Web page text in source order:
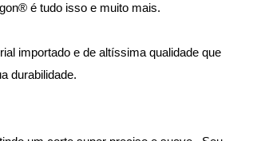
é tudo isso e muito mais.
importado e de altíssima qualidade que
durabilidade.